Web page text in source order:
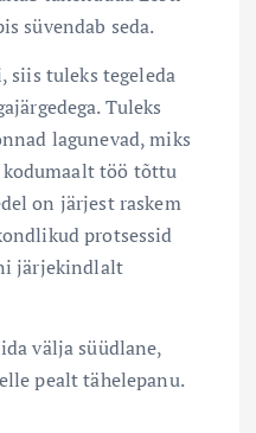
süvendab seda.
siis tuleks tegeleda
Tuleks
lagunevad, miks
töö tõttu
on järjest raskem
protsessid
järjekindlalt
välja süüdlane,
pealt tähelepanu.